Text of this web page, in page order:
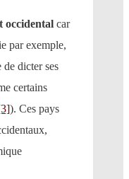
occidental car
par exemple,
dicter ses
certains
). Ces pays